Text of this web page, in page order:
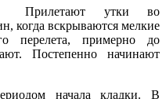
Прилетают утки во
когда вскрываются мелкие
перелета, примерно до
Постепенно начинают
начала кладки. В